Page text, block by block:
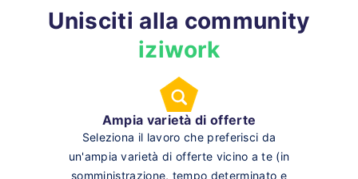
Unisciti alla community
iziwork
Ampia varietà di offerte
Seleziona il lavoro che preferisci da
un'ampia varietà di offerte vicino a te (in
somministrazione, tempo determinato e